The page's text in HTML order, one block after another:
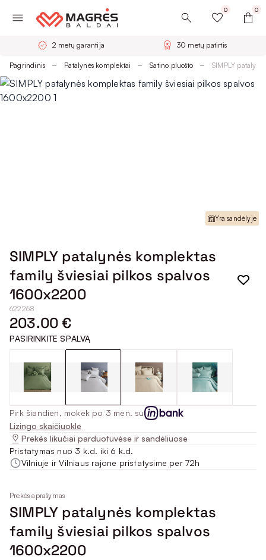
0 0
2 metų garantija 30 metų patirtis
Pagrindinis Patalynės komplektai Satino pluošto SIMPLY
Yra sandėlyje
SIMPLY patalynės komplektas
family šviesiai pilkos spalvos
1600x2200
622268
203.00 €
PASIRINKITE SPALVĄ
Pirk šiandien, mokėk po 3 mėn. su
Lizingo skaičiuoklė
Prekės likučiai parduotuvėse ir sandėliuose
Pristatymas nuo 3 k.d. iki 6 k.d.
Vilniuje ir Vilniaus rajone pristatysime per 72h
Prekės aprašymas
SIMPLY patalynės komplektas
family šviesiai pilkos spalvos
1600x2200